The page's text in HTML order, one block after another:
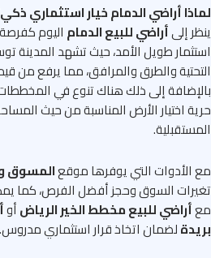
أراضي الدمام خيار استثماري ذكي؟
إلىأراضي للبيع الدماماليوم كفرصة
طويل الأمد، حيث تشهد المدينة
والطرق والمرافق، مما يرفع من
إلى ذلك هناك تنوع في المخططات
اختيار الأرض المناسبة من حيث
التي يوفرها موقعالمسوق
السوق وحجز أفضل الفرص، كما
أراضي للبيع مخطط الخير الرياضأو
لضمان اتخاذ قرار استثماري مدروس.